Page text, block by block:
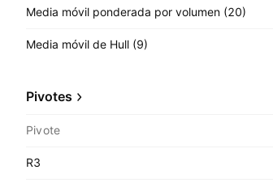
Media móvil ponderada por volumen (20)
Media móvil de Hull (9)
Pivotes
Pivote
R3